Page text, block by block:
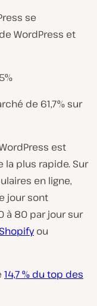
se
WordPress et
de 61,7% sur
est
la plus rapide. Sur
en ligne,
jour sont
à 80 par jour sur
Shopifyou
14,7 % du top des